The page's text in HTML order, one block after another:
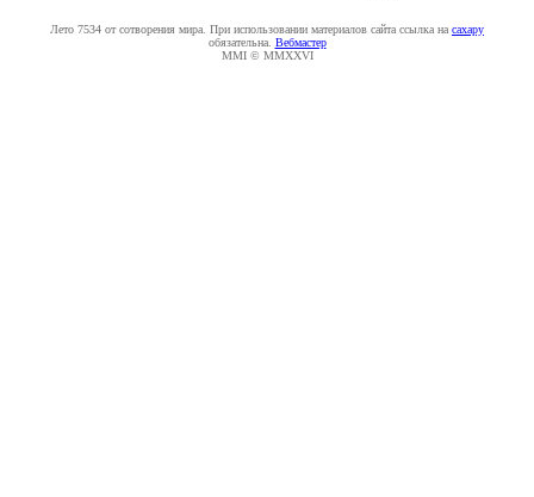
Лето 7534 от сотворения мира. При использовании материалов сайта ссылка на caxapу
обязательна. Вебмастер
MMI © MMXXVI